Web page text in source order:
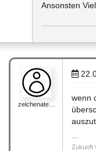
Ansonsten
zeichenate…
wenn
Zukunft